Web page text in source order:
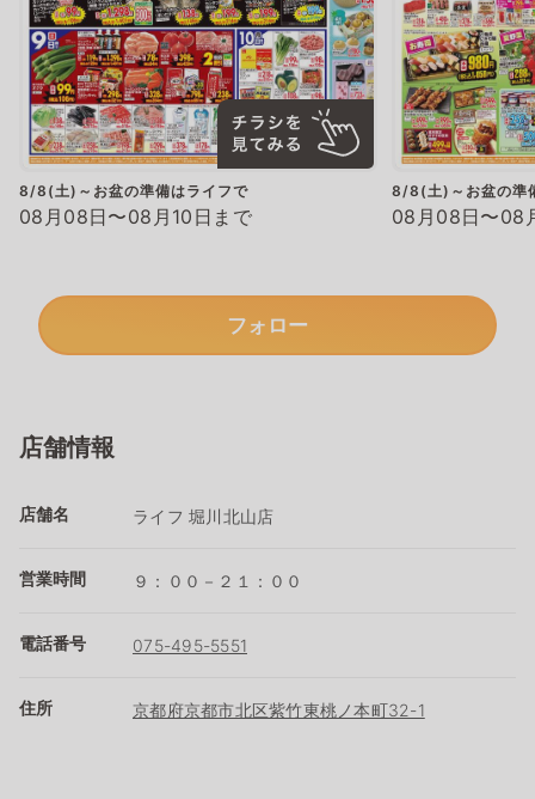
8/8(土)～お盆の準備はライフで
08月08日〜08月10日まで
8/8(土)～お盆の準
08月08日〜08
フォロー
店舗情報
店舗名 ライフ 堀川北山店
営業時間 ９：００－２１：００
電話番号 075-495-5551
住所 京都府京都市北区紫竹東桃ノ本町32-1